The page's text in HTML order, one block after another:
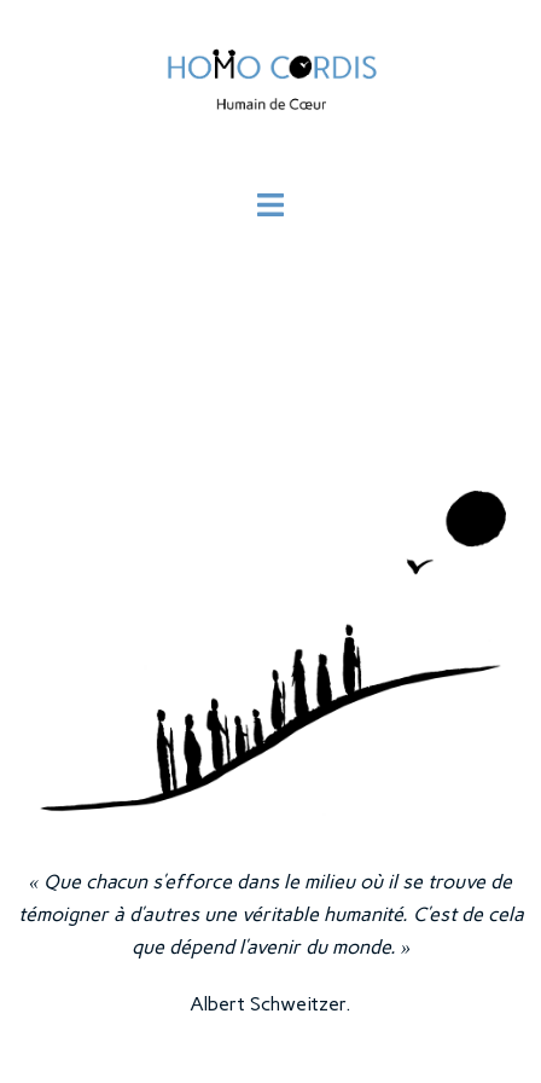
« Que chacun s’efforce dans le milieu où il se trouve de
témoigner à d’autres une véritable humanité. C’est de cela
que dépend l’avenir du monde. »
Albert Schweitzer.